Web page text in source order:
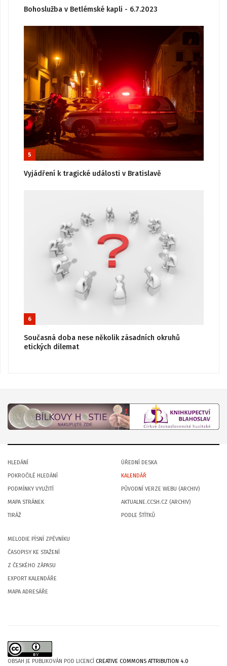
Bohoslužba v Betlémské kapli - 6.7.2023
5
Vyjádření k tragické události v Bratislavě
6
Současná doba nese několik zásadních okruhů
etických dilemat
HLEDÁNÍ
POKROČILÉ HLEDÁNÍ
PODMÍNKY VYUŽITÍ
MAPA STRÁNEK
TIRÁŽ
ÚŘEDNÍ DESKA
KALENDÁŘ
PŮVODNÍ VERZE WEBU (ARCHIV)
AKTUALNE.CCSH.CZ (ARCHIV)
PODLE ŠTÍTKŮ
MELODIE PÍSNÍ ZPĚVNÍKU
ČASOPISY KE STAŽENÍ
Z ČESKÉHO ZÁPASU
EXPORT KALENDÁŘE
MAPA ADRESÁŘE
OBSAH JE PUBLIKOVÁN POD LICENCÍ CREATIVE COMMONS ATTRIBUTION 4.0